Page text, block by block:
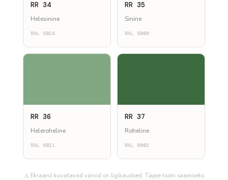
RR 34
Helesinine
RAL 5024
RR 35
Sinine
RAL 5009
RR 36
Heleroheline
RAL 6021
RR 37
Roheline
RAL 6002
⚠️ Ekraanil kuvatavad värvid on ligikaudsed. Täpse tooni saamiseks